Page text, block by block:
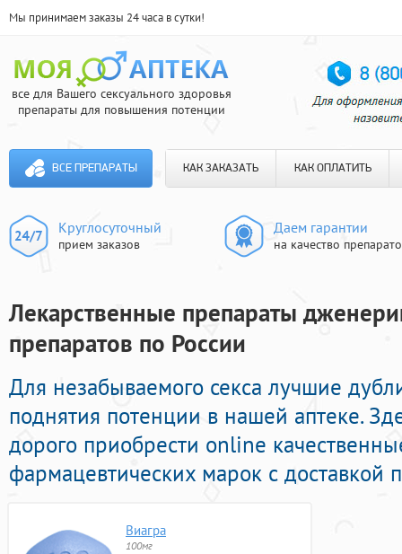
Мы принимаем заказы 24 часа в сутки!
все для Вашего сексуального здоровья
препараты для повышения потенции
ВСЕ ПРЕПАРАТЫ КАК ЗАКАЗАТЬ КАК ОПЛАТИТЬ
Круглосуточный
прием заказов
Даем гарантии
на качество
Лекарственные препараты
препаратов по России
Для незабываемого секса лучшие
поднятия потенции в нашей аптеке.
дорого приобрести online
фармацевтических марок с доставкой
Виагра
100мг